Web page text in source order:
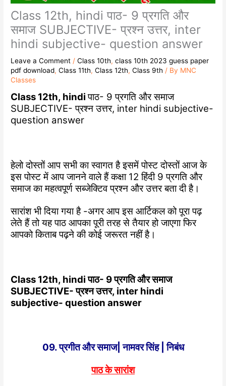
Class 12th, hindi पाठ- 9 प्रगति और
समाज SUBJECTIVE- प्रश्न उत्तर, inter
hindi subjective- question answer
Leave a Comment /Class 10th,class 10th 2023 guess paper
pdf download,Class 11th,Class 12th,Class 9th / By MNC
Classes
Class 12th, hindiपाठ- 9 प्रगति और समाज
SUBJECTIVE- प्रश्न उत्तर, inter hindi subjective-
question answer
हेलो दोस्तों आप सभी का स्वागत है इसमें पोस्ट दोस्तों आज के
इस पोस्ट में आप जानने वाले हैं कक्षा 12 हिंदी 9 प्रगति और
समाज का महत्वपूर्ण सब्जेक्टिव प्रश्न और उत्तर बता दी है।
सारांश भी दिया गया है -अगर आप इस आर्टिकल को पूरा पढ़
लेते हैं तो यह पाठ आपका पूरी तरह से तैयार हो जाएगा फिर
आपको किताब पढ़ने की कोई जरूरत नहीं है।
Class 12th, hindi पाठ- 9 प्रगति और समाज
SUBJECTIVE- प्रश्न उत्तर, inter hindi
subjective- question answer
09. प्रगीत और समाज| नामवर सिंह | निबंध
पाठ के सारांश